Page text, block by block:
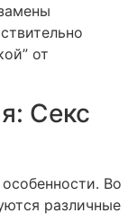
от
Секс
Во
различные